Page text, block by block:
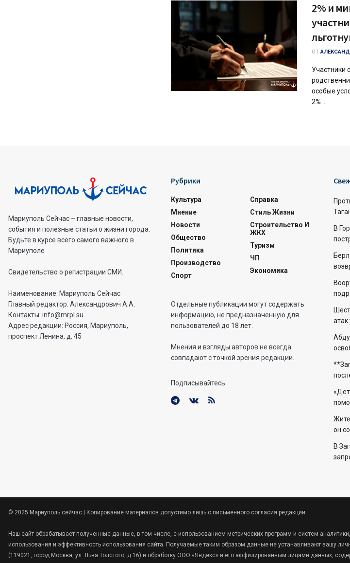
2% и
ОТ
Участники
особые
2% ...
Мариуполь Сейчас – главные новости,
события и полезные статьи о жизни города.
Будьте в курсе всего самого важного в
Мариуполе
Свидетельство о регистрации СМИ.
Наименование: Мариуполь Сейчас
Главный редактор: Александрович А.А.
Контакты: info@mrpl.su
Адрес редакции: Россия, Мариуполь,
проспект Ленина, д. 45
Рубрики
Культура
Мнение
Новости
Общество
Политика
Производство
Спорт
Справка
Стиль Жизни
Строительство И
ЖКХ
Туризм
ЧП
Экономика
Отдельные публикации могут содержать
информацию, не предназначенную для
пользователей до 18 лет.
Мнения и взгляды авторов не всегда
совпадают с точкой зрения редакции.
Подписывайтесь:
В
атак
он
В
© 2025 Мариуполь сейчас | Копирование материалов допустимо лишь с письменного согласия редакции.
Наш сайт обрабатывает полученные данные, в том числе, с использованием метрических программ и систем
использования и эффективность использования сайта. Получаемые таким образом данные не устанавливают вашу
(119021, город Москва, ул. Льва Толстого, д.16) и обработку ООО «Яндекс» и его аффилированным лицами данных,